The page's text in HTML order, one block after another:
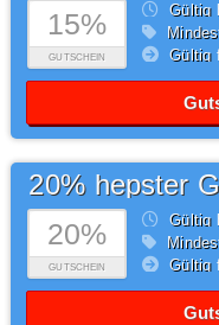
15%
GUTSCHEIN
Gültig
Gültig
20%
GUTSCHEIN
20% hepster
Gültig
Gültig